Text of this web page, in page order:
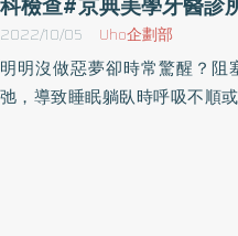
2022/10/05 Uho企劃部
明明沒做惡夢卻時常驚醒？
弛，導致睡眠躺臥時呼吸不順